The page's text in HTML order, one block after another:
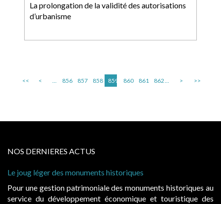
La prolongation de la validité des autorisations
d’urbanisme
<< < ... 856 857 858 859 860 861 862... > >>
NOS DERNIERES ACTUS
Le joug léger des monuments historiques
Pour une gestion patrimoniale des monuments historiques au
service du développement économique et touristique des